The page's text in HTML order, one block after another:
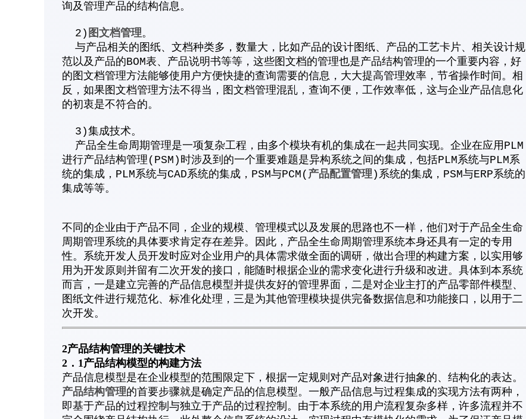
询及管理产品的结构信息。
2) 图文档管理。
与产品相关的图纸、文档种类多，数量大，比如产品的设计图纸、产品的工艺卡片、相关设计规
范以及产品的BOM表、产品说明书等等，这些图文档的管理也是产品结构管理的一个重要内容，好
的图文档管理方法能够使用户方便快捷的查询需要的信息，大大提高管理效率，节省操作时间。相
反，如果图文档管理方法不得当，图文档管理混乱，查询不便，工作效率低，这与企业产品信息化
的初衷是不符合的。
3)集成技术。
产品全生命周期管理是一项复杂工程，由多个模块有机的集成在一起共同实现。企业在应用PLM
进行产品结构管理(PSM)时涉及到的一个重要难题是异构系统之间的集成，包括PLM系统与PLM系
统的集成，PLM系统与CAD系统的集成，PSM与PCM( 产品配置管理)系统的集成，PSM与ERP系统的
集成等等。
不同的企业由于产品不同，企业的规模、管理模式以及发展的思路也不一样，他们对于产品全生命
周期管理系统的具体要求肯定存在差异。因此，产品全生命周期管理系统本身还具有一定的专用
性。系统开发人员开发时应对企业用户的具体需求做全面的调研，做出合理的构建方案，以实用够
用为开发原则并留有二次开发的接口，能随时根据企业的需求变化进行升级和改进。具体到本系统
而言，一是建立完善的产品信息模型并提供友好的管理界面，二是对企业主打的产品零部件模型、
图纸文件进行规范化、标准化处理，三是为其他管理模块提供完备数据信息和功能接口，以用于二
次开发。
2产品结构管理的关键技术
2．1产品结构模型的构建方法
产品信息模型是在企业模型的范围限定下，根据一定规则对产品对象进行抽象的、结构化的表达。
产品结构管理的首要步骤就是确定产品的信息模型。一般产品信息与过程集成的实现方法有两种，
即基于产品的过程控制与独立于产品的过程控制。由于本系统的用户流程复杂多样，许多流程并不